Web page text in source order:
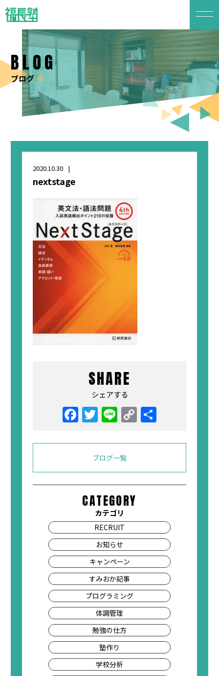
BLOG
ブログ
2020.10.30
nextstage
SHARE
シェアする
Facebook
Twitter
LineCopy
ブログ一覧
CATEGORY
カテゴリ
RECRUIT
お知らせ
キャンペーン
すみおか記事
プログラミング
体調管理
勉強の仕方
塾作り
学校分析